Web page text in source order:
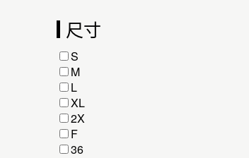
尺寸
S
M
L
XL
2X
F
36